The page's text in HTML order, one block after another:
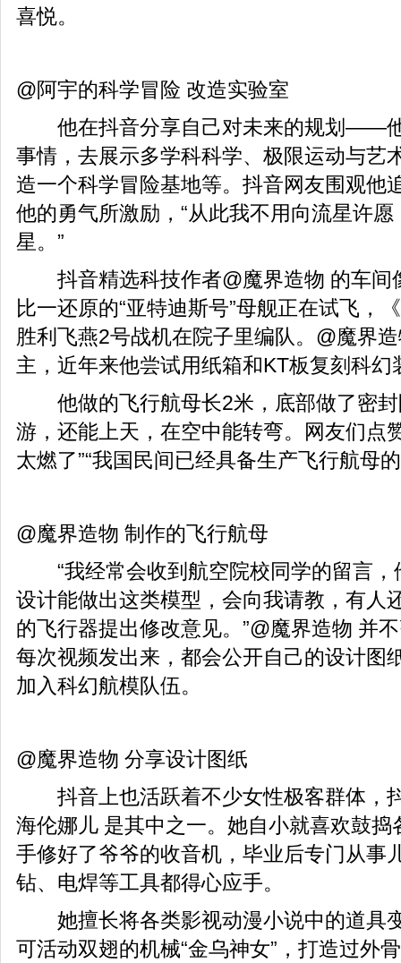
喜悦。
@阿宇的科学冒险 改造实验室
他在抖音分享自己对未来的规划——他
事情，去展示多学科科学、极限运动与艺
造一个科学冒险基地等。抖音网友围观他
他的勇气所激励，“从此我不用向流星许
星。”
抖音精选科技作者@魔界造物 的车间
比一还原的“亚特迪斯号”母舰正在试飞，
胜利飞燕2号战机在院子里编队。@魔界
主，近年来他尝试用纸箱和KT板复刻科幻
他做的飞行航母长2米，底部做了密封
游，还能上天，在空中能转弯。网友们点
太燃了”“我国民间已经具备生产飞行航母
@魔界造物 制作的飞行航母
“我经常会收到航空院校同学的留言，
设计能做出这类模型，会向我请教，有人
的飞行器提出修改意见。”@魔界造物 并
每次视频发出来，都会公开自己的设计图
加入科幻航模队伍。
@魔界造物 分享设计图纸
抖音上也活跃着不少女性极客群体，
海伦娜儿 是其中之一。她自小就喜欢鼓捣
手修好了爷爷的收音机，毕业后专门从事
钻、电焊等工具都得心应手。
她擅长将各类影视动漫小说中的道具
可活动双翅的机械“金乌神女”，打造过外